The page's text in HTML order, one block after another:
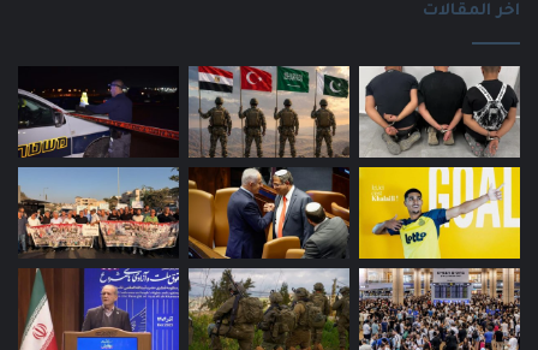
اخر المقالات